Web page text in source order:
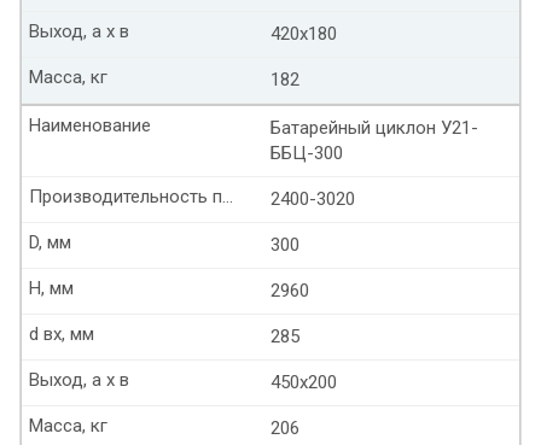
420х180
Выход, а х в
182
Масса, кг
Батарейный циклон У21-
ББЦ-300
Наименование
2400-3020
Производительность по воздуху м3/ч
300
D, мм
2960
Н, мм
285
d вх, мм
450х200
Выход, а х в
206
Масса, кг